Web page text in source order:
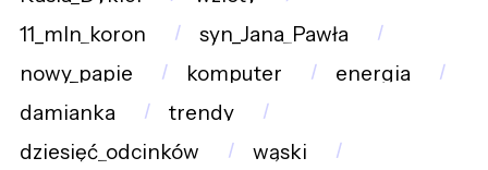
11_mln_koron
syn_Jana_Pawła
nowy_papie
komputer
energia
damianka
trendy
dziesięć_odcinków
wąski